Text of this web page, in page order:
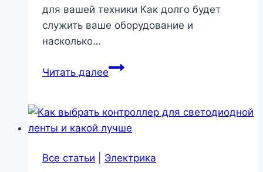
для вашей техники Как долго будет
служить ваше оборудование и
насколько…
Читать далееМонтаж
|
Бытовая
Все статьи
Электрика